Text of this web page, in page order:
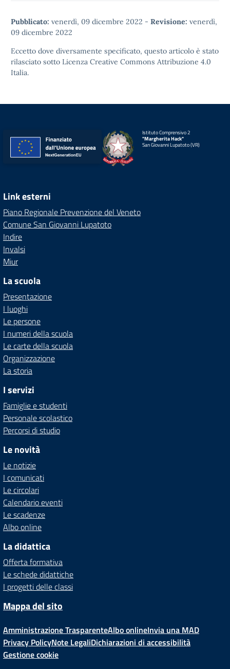
Pubblicato: venerdì, 09 dicembre 2022 - Revisione: venerdì,
09 dicembre 2022
Eccetto dove diversamente specificato, questo articolo è stato
rilasciato sotto Licenza Creative Commons Attribuzione 4.0
Italia.
Istituto Comprensivo 2
"Margherita Hack"
San Giovanni Lupatoto (VR)
Link esterni
Piano Regionale Prevenzione del Veneto
Comune San Giovanni Lupatoto
Indire
Invalsi
Miur
La scuola
Presentazione
I luoghi
Le persone
I numeri della scuola
Le carte della scuola
Organizzazione
La storia
I servizi
Famiglie e studenti
Personale scolastico
Percorsi di studio
Le novità
Le notizie
I comunicati
Le circolari
Calendario eventi
Le scadenze
Albo online
La didattica
Offerta formativa
Le schede didattiche
I progetti delle classi
Mappa del sito
Amministrazione TrasparenteAlbo onlineInvia una MAD
Privacy PolicyNote LegaliDichiarazioni di accessibilità
Gestione cookie